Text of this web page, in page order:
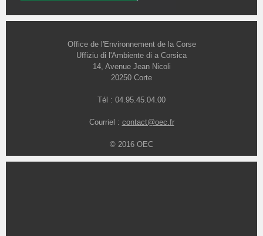
Office de l'Environnement de la Corse
Uffiziu di l'Ambiente di a Corsica
14, Avenue Jean Nicoli
20250 Corte
Tél : 04.95.45.04.00
Courriel : contact@oec.fr
© 2016 OEC